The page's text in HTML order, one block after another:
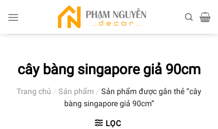
cây bàng singapore giả 90cm
Trang chủ / Sản phẩm / Sản phẩm được gắn thẻ “cây
bàng singapore giả 90cm”
LỌC